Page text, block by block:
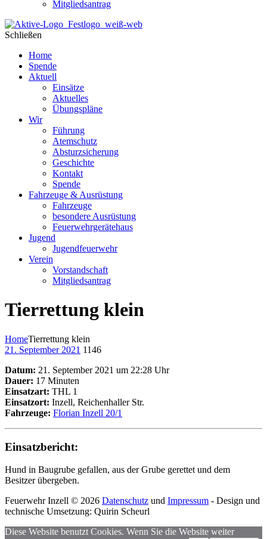
Mitgliedsantrag
Schließen
Home
Spende
Aktuell
Einsätze
Aktuelles
Übungspläne
Wir
Führung
Atemschutz
Absturzsicherung
Geschichte
Kontakt
Spende
Fahrzeuge & Ausrüstung
Fahrzeuge
besondere Ausrüstung
Feuerwehrgerätehaus
Jugend
Jugendfeuerwehr
Verein
Vorstandschaft
Mitgliedsantrag
Tierrettung klein
HomeTierrettung klein
21. September 2021 1146
Datum: 21. September 2021 um 22:28 Uhr
Dauer: 17 Minuten
Einsatzart: THL 1
Einsatzort: Inzell, Reichenhaller Str.
Fahrzeuge: Florian Inzell 20/1
Einsatzbericht:
Hund in Baugrube gefallen, aus der Grube gerettet und dem
Besitzer übergeben.
Feuerwehr Inzell © 2026 Datenschutz und Impressum - Design und
technische Umsetzung: Quirin Scheurl
Diese Website benutzt Cookies. Wenn Sie die Website weiter